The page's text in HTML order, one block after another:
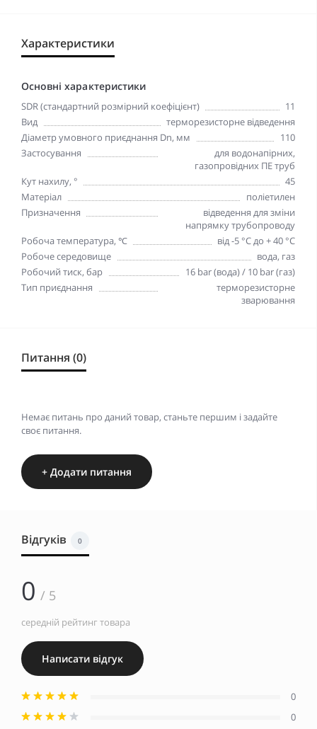
Характеристики
Основні характеристики
SDR (стандартний розмірний коефіцієнт)
11
Вид
терморезисторне відведення
Діаметр умовного приєднання Dn, мм
110
Застосування
для водонапірних,
газопровідних ПЕ труб
Кут нахилу, °
45
Матеріал
поліетилен
Призначення
відведення для зміни
напрямку трубопроводу
Робоча температура, ℃
від -5 °C до + 40 °C
Робоче середовище
вода, газ
Робочий тиск, бар
16 bar (вода) / 10 bar (газ)
Тип приєднання
терморезисторне
зварювання
Питання (0)
Немає питань про даний товар, станьте першим і задайте
своє питання.
+ Додати питання
Відгуків 0
0 / 5
середній рейтинг товара
Написати відгук
0
0